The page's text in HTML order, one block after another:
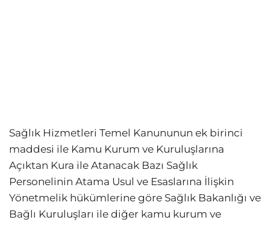
Sağlık Hizmetleri Temel Kanununun ek birinci
maddesi ile Kamu Kurum ve Kuruluşlarına
Açıktan Kura ile Atanacak Bazı Sağlık
Personelinin Atama Usul ve Esaslarına İlişkin
Yönetmelik hükümlerine göre Sağlık Bakanlığı ve
Bağlı Kuruluşları ile diğer kamu kurum ve